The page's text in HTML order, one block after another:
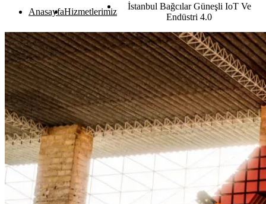
AnasayfaHizmetlerimiz
İstanbul Bağcılar Güneşli IoT Ve
Endüstri 4.0